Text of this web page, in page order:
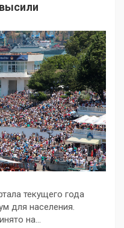
текущего года
для населения.
на…